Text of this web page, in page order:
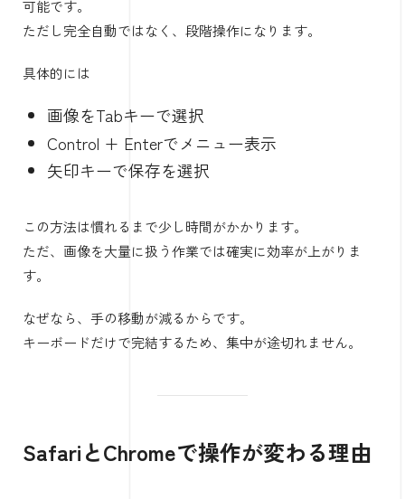
可能です。
ただし完全自動ではなく、段階操作になります。
具体的には
画像をTabキーで選択
Control + Enterでメニュー表示
矢印キーで保存を選択
この方法は慣れるまで少し時間がかかります。
ただ、画像を大量に扱う作業では確実に効率が上がりま
す。
なぜなら、手の移動が減るからです。
キーボードだけで完結するため、集中が途切れません。
SafariとChromeで操作が変わる理由